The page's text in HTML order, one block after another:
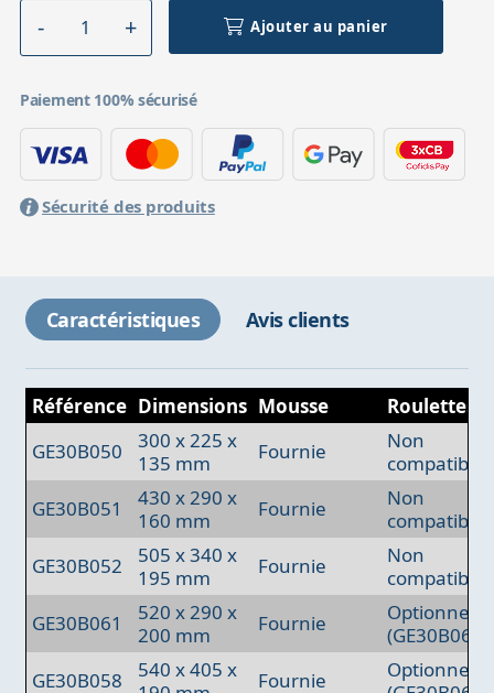
Ajouter au panier
Paiement 100% sécurisé
Sécurité des produits
Caractéristiques Avis clients
Référence Dimensions Mousse
Roulettes
GE30B050
300 x 225 x
135 mm
Fournie
Non
compatibles
GE30B051
430 x 290 x
160 mm
Fournie
Non
compatibles
GE30B052
505 x 340 x
195 mm
Fournie
Non
compatibles
GE30B061
520 x 290 x
200 mm
Fournie
(GE30B062)
GE30B058
540 x 405 x
Fournie